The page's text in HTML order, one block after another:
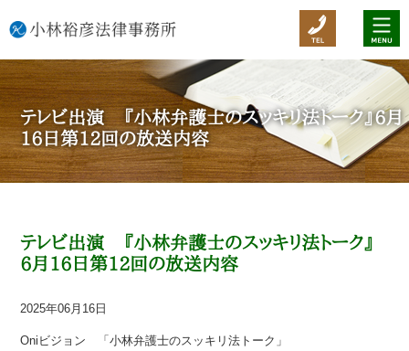
テレビ出演 『小林弁護士のスッキリ法トーク』6月
16日第12回の放送内容
テレビ出演 『小林弁護士のスッキリ法トーク』
6月16日第12回の放送内容
2025年06月16日
Oniビジョン 「小林弁護士のスッキリ法トーク」